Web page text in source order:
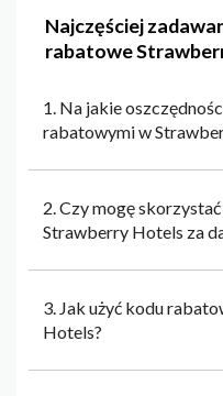
Najczęściej
rabatowe
1. Na jakie
rabatowymi w
2. Czy mogę
Strawberry Hotels za
3. Jak użyć kodu
Hotels?